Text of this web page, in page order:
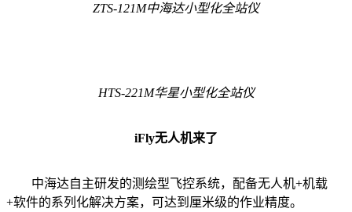
ZTS-121M中海达小型化全站仪
HTS-221M华星小型化全站仪
iFly无人机来了
中海达自主研发的测绘型飞控系统，配备无人机+机载
+软件的系列化解决方案，可达到厘米级的作业精度。